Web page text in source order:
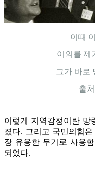
이때
이의를 제
그가 바로
출
이렇게 지역감정이란 망
졌다. 그리고 국민의힘
장 유용한 무기로 사용
되었다.